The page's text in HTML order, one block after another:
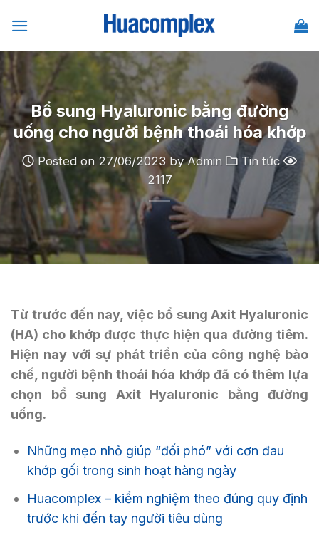
Bổ sung Hyaluronic bằng đường
uống cho người bệnh thoái hóa khớp
Posted on 27/06/2023 byAdmin
Tin tức
2117
Từ trước đến nay, việc bổ sung Axit Hyaluronic
(HA) cho khớp được thực hiện qua đường tiêm.
Hiện nay với sự phát triển của công nghệ bào
chế, người bệnh thoái hóa khớp đã có thêm lựa
chọn bổ sung Axit Hyaluronic bằng đường
uống.
Những mẹo nhỏ giúp “đối phó” với cơn đau
khớp gối trong sinh hoạt hàng ngày
Huacomplex – kiểm nghiệm theo đúng quy định
trước khi đến tay người tiêu dùng